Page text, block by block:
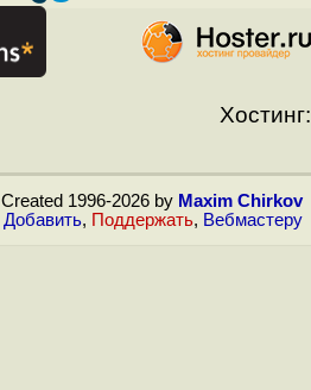
Хостинг:
Created 1996-2026 by Maxim Chirkov
Добавить, Поддержать, Вебмастеру